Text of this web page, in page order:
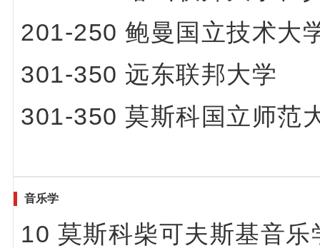
201-250 鲍曼国立技术大
301-350 远东联邦大学
301-350 莫斯科国立师范
音乐学
10 莫斯科柴可夫斯基音乐